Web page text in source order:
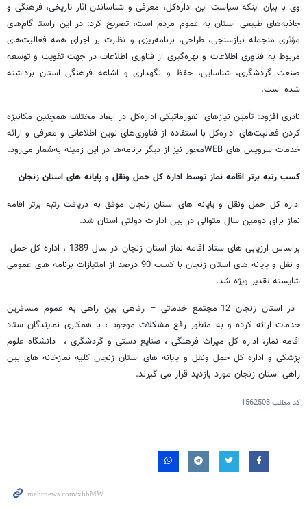
وی با بیان اینکه سیاست این اداره‌کل، معرفی و شناساندن آثار تاریخی، فرهنگی و
جاذبه‌های طبیعی استان به عموم مردم است، تصریح کرد: در این راستا گام‌های
مؤثری منجمله نیازسنجی، طراحی، برنامه‌ریزی و نظارت بر اجرای همه فعالیت‌های
مربوط به فناوری اطلاعات و بهره‌گیری از فناوری اطلاعات در جهت تقویت و توسعه
صنعت گردشگری، شناسایی، حفظ و نگهداری و اشاعه فرهنگی استان برداشته
شده است.
نادری افزود: تأمین نیازهای انفورماتیکی اداره‌کل در ابعاد مختلف همچنین مکانیزه
کردن فعالیت‌های اداره‌کل با استفاده از فناوری‌های نوین اطلاعاتی و معرفی و ارائه
خدمات سرویس های WEBمحور نیز از دیگر برنامه‌ها در این زمینه به‌شمار می‌رود.
کسب رتبه برتر اقامه نماز توسط اداره کل حمل ونقل و پایانه های استان زنجان
اداره کل حمل ونقل و پایانه های استان زنجان موفق به دریافت رتبه برتر اقامه
نماز برای دومین سال متوالی در بین ادارات دولتی استان شد.
براساس ارزیابی های ستاد اقامه نماز استان زنجان در سال 1389 ، اداره کل حمل
و نقل و پایانه های استان زنجان با کسب 90 درصد از امتیازات برنامه های عمومی
شایسته تقدیر ویژه شد.
در استان زنجان 12 مجتمع خدماتی – رفاهی بین راهی به عموم مسافرین
خدمات ارائه کرده و به منظور رفع مشکلات موجود ، با همکاری نمایندگان ستاد
اقامه نماز، اداره کل میراث فرهنگی ، صنایع دستی و گردشگری ، دانشگاه علوم
پزشکی و اداره کل حمل ونقل و پایانه های استان زنجان کلیه نمازخانه های بین
راهی استان زنجان مورد بازدید قرار می گیرند.
کد مطلب1562508